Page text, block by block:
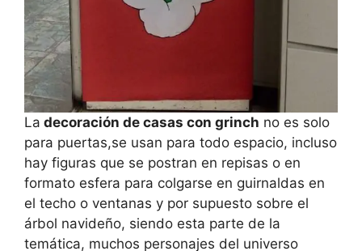
La decoración de casas con grinch no es solo
para puertas,se usan para todo espacio, incluso
hay figuras que se postran en repisas o en
formato esfera para colgarse en guirnaldas en
el techo o ventanas y por supuesto sobre el
árbol navideño, siendo esta parte de la
temática, muchos personajes del universo